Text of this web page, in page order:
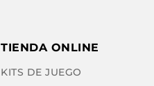
TIENDA ONLINE
KITS DE JUEGO